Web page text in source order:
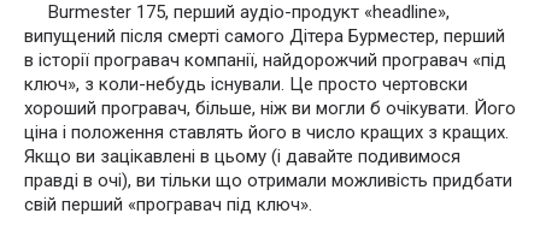
Burmester 175, перший аудіо-продукт «headline»,
випущений після смерті самого Дітера Бурместер, перший
в історії програвач компанії, найдорожчий програвач «під
ключ», з коли-небудь існували. Це просто чертовски
хороший програвач, більше, ніж ви могли б очікувати. Його
ціна і положення ставлять його в число кращих з кращих.
Якщо ви зацікавлені в цьому (і давайте подивимося
правді в очі), ви тільки що отримали можливість придбати
свій перший «програвач під ключ».